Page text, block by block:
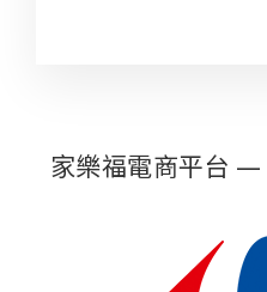
家樂福電商平台 —